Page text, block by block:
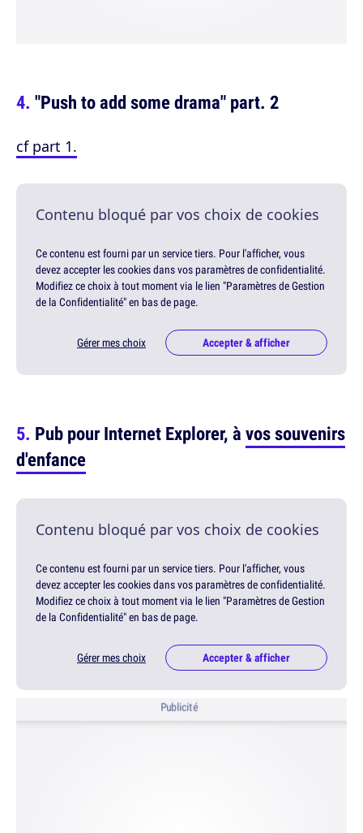
"Push to add some drama" part. 2
cf part 1.
Contenu bloqué par vos choix de cookies
Ce contenu est fourni par un service tiers. Pour l'afficher, vous
devez accepter les cookies dans vos paramètres de confidentialité.
Modifiez ce choix à tout moment via le lien "Paramètres de Gestion
de la Confidentialité" en bas de page.
Gérer mes choix Accepter & afficher
Pub pour Internet Explorer, àvos souvenirs
d'enfance
Contenu bloqué par vos choix de cookies
Ce contenu est fourni par un service tiers. Pour l'afficher, vous
devez accepter les cookies dans vos paramètres de confidentialité.
Modifiez ce choix à tout moment via le lien "Paramètres de Gestion
de la Confidentialité" en bas de page.
Gérer mes choix Accepter & afficher
Publicité